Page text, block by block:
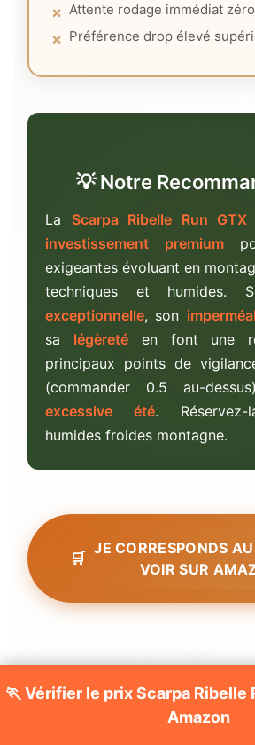
Attente rodage immédiat
Préférence drop élevé
💡 Notre
La Scarpa Ribelle Run GTX
investissement premium
exigeantes évoluant en
techniques et humides.
exceptionnelle, son
sa légèretéen font une
principaux points de
(commander 0.5 au-
excessive été. Réservez-
humides froides montagne.
JE CORRESPONDS
VOIR SUR
🏃 Vérifier le prix Scarpa Ribelle
Amazon